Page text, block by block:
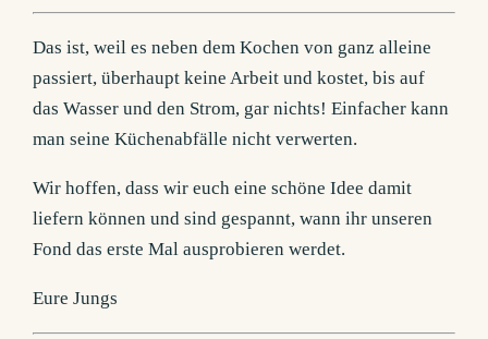
Das ist, weil es neben dem Kochen von ganz alleine
passiert, überhaupt keine Arbeit und kostet, bis auf
das Wasser und den Strom, gar nichts! Einfacher kann
man seine Küchenabfälle nicht verwerten.
Wir hoffen, dass wir euch eine schöne Idee damit
liefern können und sind gespannt, wann ihr unseren
Fond das erste Mal ausprobieren werdet.
Eure Jungs